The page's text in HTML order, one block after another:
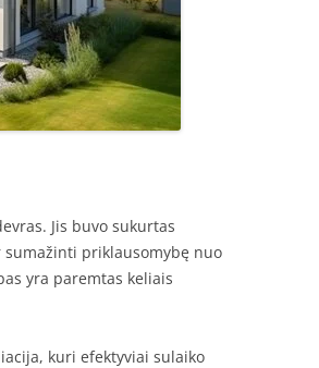
Jis buvo sukurtas
priklausomybę nuo
yra paremtas keliais
kuri efektyviai sulaiko